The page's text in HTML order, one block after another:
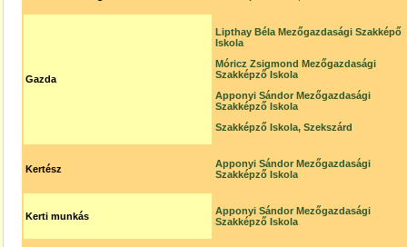
Gazda
Lipthay Béla Mezőgazdasági Szakképő
Iskola
Móricz Zsigmond Mezőgazdasági
Szakképző Iskola
Apponyi Sándor Mezőgazdasági
Szakképző Iskola
Szakképző Iskola, Szekszárd
Kertész
Apponyi Sándor Mezőgazdasági
Szakképző Iskola
Kerti munkás
Apponyi Sándor Mezőgazdasági
Szakképző Iskola